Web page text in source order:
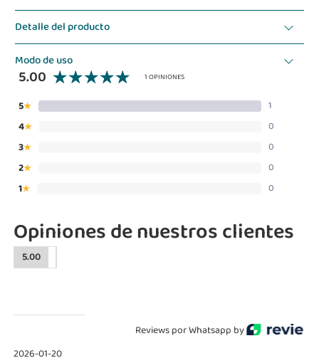
Detalle del producto
Modo de uso
5.00 1 OPINIONES
5★ 1
4★ 0
3★ 0
2★ 0
1★ 0
Opiniones de nuestros clientes
5.00
Reviews por Whatsapp by
2026-01-20